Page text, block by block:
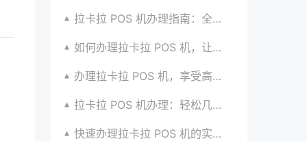
拉卡拉 POS 机办理指南：全流程解析与建议汇总
如何办理拉卡拉 POS 机，让生意更顺畅？看过来
办理拉卡拉 POS 机，享受高效支付服务的窍门
拉卡拉 POS 机办理：轻松几步，实现便捷收款啦
快速办理拉卡拉 POS 机的实用方法全知道